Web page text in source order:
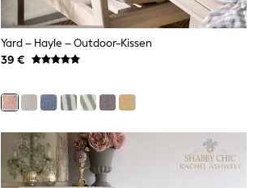
Yard – Hayle – Outdoor-Kissen
39 €